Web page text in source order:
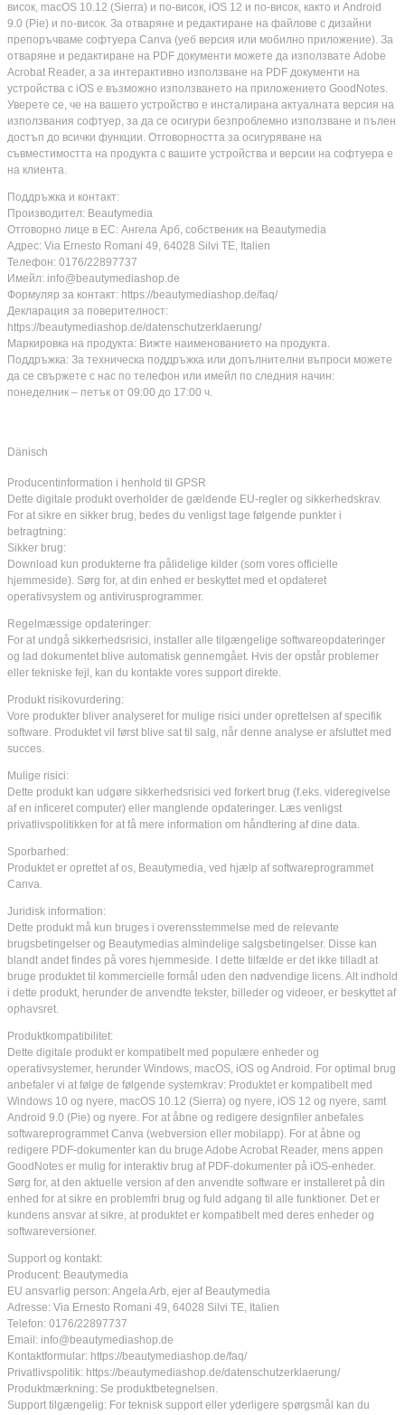
висок, macOS 10.12 (Sierra) и по-висок, iOS 12 и по-висок, както и Android
9.0 (Pie) и по-висок. За отваряне и редактиране на файлове с дизайни
препоръчваме софтуера Canva (уеб версия или мобилно приложение). За
отваряне и редактиране на PDF документи можете да използвате Adobe
Acrobat Reader, а за интерактивно използване на PDF документи на
устройства с iOS е възможно използването на приложението GoodNotes.
Уверете се, че на вашето устройство е инсталирана актуалната версия на
използвания софтуер, за да се осигури безпроблемно използване и пълен
достъп до всички функции. Отговорността за осигуряване на
съвместимостта на продукта с вашите устройства и версии на софтуера е
на клиента.
Поддръжка и контакт:
Производител: Beautymedia
Отговорно лице в ЕС: Ангела Арб, собственик на Beautymedia
Адрес: Via Ernesto Romani 49, 64028 Silvi TE, Italien
Телефон: 0176/22897737
Имейл: info@beautymediashop.de
Формуляр за контакт: https://beautymediashop.de/faq/
Декларация за поверителност:
https://beautymediashop.de/datenschutzerklaerung/
Маркировка на продукта: Вижте наименованието на продукта.
Поддръжка: За техническа поддръжка или допълнителни въпроси можете
да се свържете с нас по телефон или имейл по следния начин:
понеделник – петък от 09:00 до 17:00 ч.
Dänisch
Producentinformation i henhold til GPSR
Dette digitale produkt overholder de gældende EU-regler og sikkerhedskrav.
For at sikre en sikker brug, bedes du venligst tage følgende punkter i
betragtning:
Sikker brug:
Download kun produkterne fra pålidelige kilder (som vores officielle
hjemmeside). Sørg for, at din enhed er beskyttet med et opdateret
operativsystem og antivirusprogrammer.
Regelmæssige opdateringer:
For at undgå sikkerhedsrisici, installer alle tilgængelige softwareopdateringer
og lad dokumentet blive automatisk gennemgået. Hvis der opstår problemer
eller tekniske fejl, kan du kontakte vores support direkte.
Produkt risikovurdering:
Vore produkter bliver analyseret for mulige risici under oprettelsen af specifik
software. Produktet vil først blive sat til salg, når denne analyse er afsluttet med
succes.
Mulige risici:
Dette produkt kan udgøre sikkerhedsrisici ved forkert brug (f.eks. videregivelse
af en inficeret computer) eller manglende opdateringer. Læs venligst
privatlivspolitikken for at få mere information om håndtering af dine data.
Sporbarhed:
Produktet er oprettet af os, Beautymedia, ved hjælp af softwareprogrammet
Canva.
Juridisk information:
Dette produkt må kun bruges i overensstemmelse med de relevante
brugsbetingelser og Beautymedias almindelige salgsbetingelser. Disse kan
blandt andet findes på vores hjemmeside. I dette tilfælde er det ikke tilladt at
bruge produktet til kommercielle formål uden den nødvendige licens. Alt indhold
i dette produkt, herunder de anvendte tekster, billeder og videoer, er beskyttet af
ophavsret.
Produktkompatibilitet:
Dette digitale produkt er kompatibelt med populære enheder og
operativsystemer, herunder Windows, macOS, iOS og Android. For optimal brug
anbefaler vi at følge de følgende systemkrav: Produktet er kompatibelt med
Windows 10 og nyere, macOS 10.12 (Sierra) og nyere, iOS 12 og nyere, samt
Android 9.0 (Pie) og nyere. For at åbne og redigere designfiler anbefales
softwareprogrammet Canva (webversion eller mobilapp). For at åbne og
redigere PDF-dokumenter kan du bruge Adobe Acrobat Reader, mens appen
GoodNotes er mulig for interaktiv brug af PDF-dokumenter på iOS-enheder.
Sørg for, at den aktuelle version af den anvendte software er installeret på din
enhed for at sikre en problemfri brug og fuld adgang til alle funktioner. Det er
kundens ansvar at sikre, at produktet er kompatibelt med deres enheder og
softwareversioner.
Support og kontakt:
Producent: Beautymedia
EU ansvarlig person: Angela Arb, ejer af Beautymedia
Adresse: Via Ernesto Romani 49, 64028 Silvi TE, Italien
Telefon: 0176/22897737
Email: info@beautymediashop.de
Kontaktformular: https://beautymediashop.de/faq/
Privatlivspolitik: https://beautymediashop.de/datenschutzerklaerung/
Produktmærkning: Se produktbetegnelsen.
Support tilgængelig: For teknisk support eller yderligere spørgsmål kan du